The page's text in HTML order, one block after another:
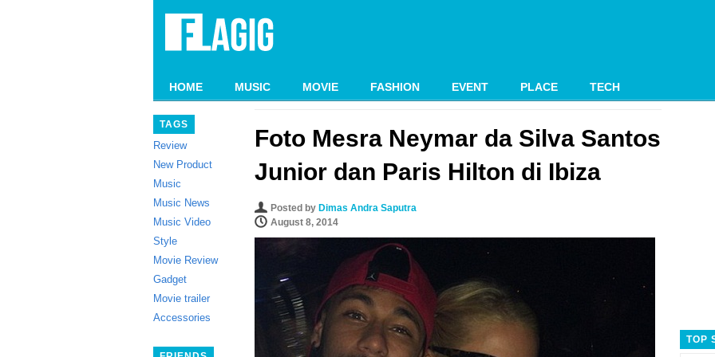
HOME MUSIC MOVIE FASHION EVENT PLACE TECH
TAGS
Review
New Product
Music
Music News
Music Video
Style
Movie Review
Gadget
Movie trailer
Accessories
Foto Mesra Neymar da Silva Santos
Junior dan Paris Hilton di Ibiza
Posted by Dimas Andra Saputra
August 8, 2014
TOP